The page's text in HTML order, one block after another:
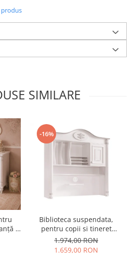
SIMILARE
și
-16%
Biblioteca suspendata,
pentru copii si tineret
Colectia Romantic,
117x37x119 cm
1.974,00 RON
1.659,00 RON